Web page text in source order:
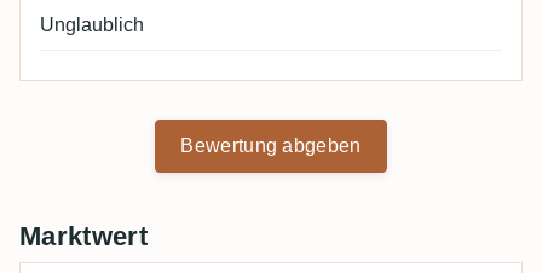
Unglaublich
Bewertung abgeben
Marktwert